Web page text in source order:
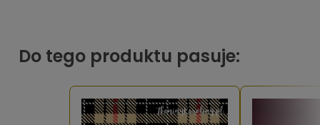
Do tego produktu pasuje: